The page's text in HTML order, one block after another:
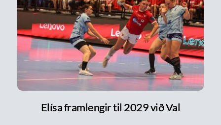
Elísa framlengir til 2029 við Val